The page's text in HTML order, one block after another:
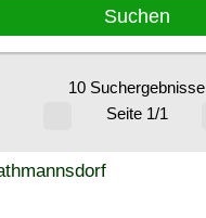
10 Suchergebnisse
Seite 1/1